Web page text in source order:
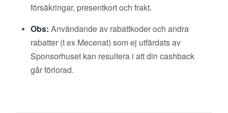
försäkringar, presentkort och frakt.
Obs: Användande av rabattkoder och andra
rabatter (t ex Mecenat) som ej utfärdats av
Sponsorhuset kan resultera i att din cashback
går förlorad.